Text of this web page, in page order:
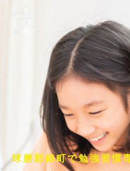
球磨郡錦町で勉強習慣